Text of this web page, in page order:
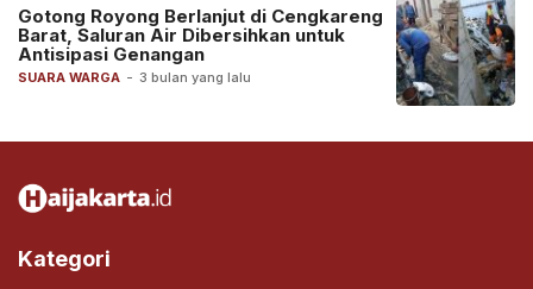
SUARA WARGA - 3 bulan yang lalu
Gotong Royong Berlanjut di Cengkareng
Barat, Saluran Air Dibersihkan untuk
Antisipasi Genangan
Kategori